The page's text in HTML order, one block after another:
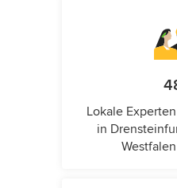
Lokale
in